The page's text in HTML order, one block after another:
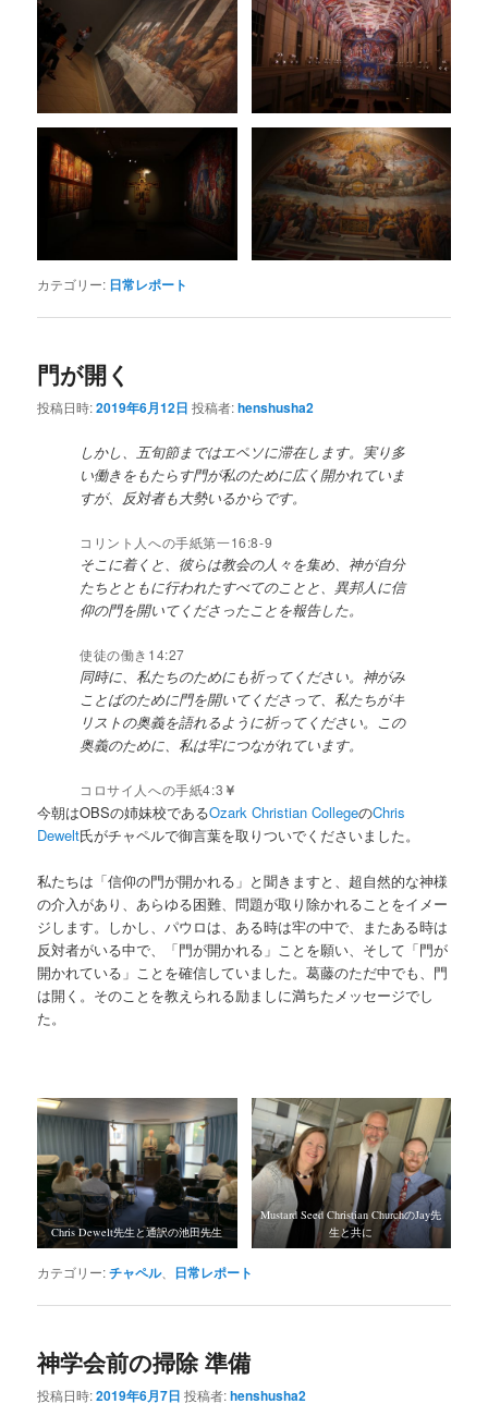
カテゴリー: 日常レポート
門が開く
投稿日時:2019年6月12日 投稿者:henshusha2
しかし、五旬節まではエペソに滞在します。実り多
い働きをもたらす門が私のために広く開かれていま
すが、反対者も大勢いるからです。
コリント人への手紙第一16:8-9
そこに着くと、彼らは教会の人々を集め、神が自分
たちとともに行われたすべてのことと、異邦人に信
仰の門を開いてくださったことを報告した。
使徒の働き14:27
同時に、私たちのためにも祈ってください。神がみ
ことばのために門を開いてくださって、私たちがキ
リストの奥義を語れるように祈ってください。この
奥義のために、私は牢につながれています。
コロサイ人への手紙4:3 ￥
今朝はOBSの姉妹校であるOzark Christian CollegeのChris
Dewelt氏がチャペルで御言葉を取りついでくださいました。
私たちは「信仰の門が開かれる」と聞きますと、超自然的な神様
の介入があり、あらゆる困難、問題が取り除かれることをイメー
ジします。しかし、パウロは、ある時は牢の中で、またある時は
反対者がいる中で、「門が開かれる」ことを願い、そして「門が
開かれている」ことを確信していました。葛藤のただ中でも、門
は開く。そのことを教えられる励ましに満ちたメッセージでし
た。
Chris Dewelt先生と通訳の池田先生
Mustard Seed Christian ChurchのJay先
生と共に
カテゴリー:チャペル、 日常レポート
神学会前の掃除 準備
投稿日時:2019年6月7日 投稿者:henshusha2